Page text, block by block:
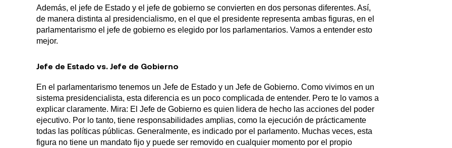
Además, el jefe de Estado y el jefe de gobierno se convierten en dos personas diferentes. Así,
de manera distinta al presidencialismo, en el que el presidente representa ambas figuras, en el
parlamentarismo el jefe de gobierno es elegido por los parlamentarios. Vamos a entender esto
mejor.
Jefe de Estado vs. Jefe de Gobierno
En el parlamentarismo tenemos un Jefe de Estado y un Jefe de Gobierno. Como vivimos en un
sistema presidencialista, esta diferencia es un poco complicada de entender. Pero te lo vamos a
explicar claramente. Mira: El Jefe de Gobierno es quien lidera de hecho las acciones del poder
ejecutivo. Por lo tanto, tiene responsabilidades amplias, como la ejecución de prácticamente
todas las políticas públicas. Generalmente, es indicado por el parlamento. Muchas veces, esta
figura no tiene un mandato fijo y puede ser removido en cualquier momento por el propio